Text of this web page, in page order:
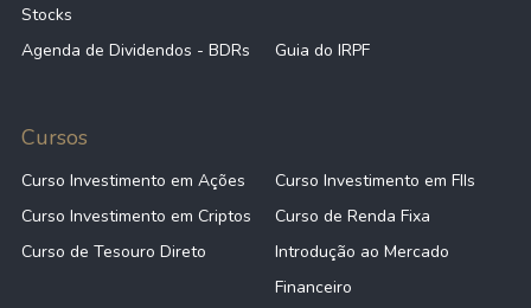
Stocks
Agenda de Dividendos - BDRs Guia do IRPF
Cursos
Curso Investimento em Ações
Curso Investimento em FIIs
Curso Investimento em Criptos
Curso de Renda Fixa
Curso de Tesouro Direto
Introdução ao Mercado
Financeiro